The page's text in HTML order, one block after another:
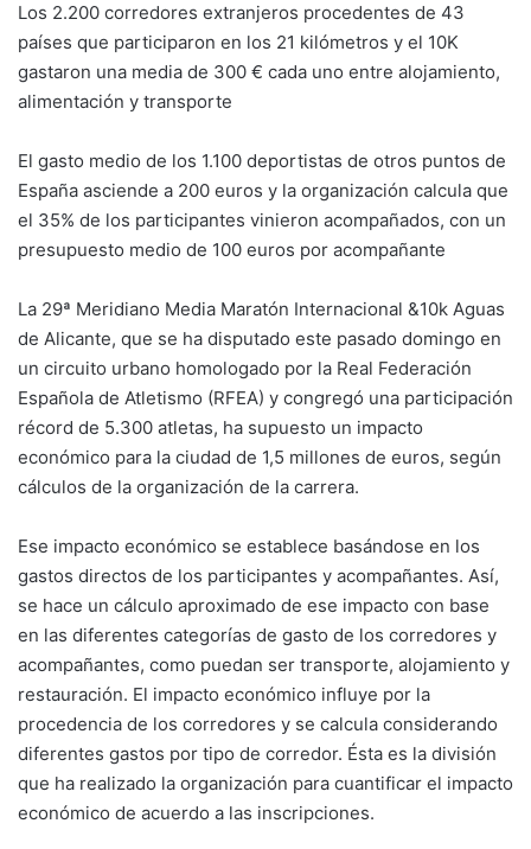
p
y
Li
n
k
ai
l
c
e
b
o
o
k
at
s
A
p
p
e
gr
m
m
p
tir
Los 2.200 corredores extranjeros procedentes de 43
países que participaron en los 21 kilómetros y el 10K
gastaron una media de 300 € cada uno entre alojamiento,
alimentación y transporte
El gasto medio de los 1.100 deportistas de otros puntos de
España asciende a 200 euros y la organización calcula que
el 35% de los participantes vinieron acompañados, con un
presupuesto medio de 100 euros por acompañante
La 29ª Meridiano Media Maratón Internacional &10k Aguas
de Alicante, que se ha disputado este pasado domingo en
un circuito urbano homologado por la Real Federación
Española de Atletismo (RFEA) y congregó una participación
récord de 5.300 atletas, ha supuesto un impacto
económico para la ciudad de 1,5 millones de euros, según
cálculos de la organización de la carrera.
Ese impacto económico se establece basándose en los
gastos directos de los participantes y acompañantes. Así,
se hace un cálculo aproximado de ese impacto con base
en las diferentes categorías de gasto de los corredores y
acompañantes, como puedan ser transporte, alojamiento y
restauración. El impacto económico influye por la
procedencia de los corredores y se calcula considerando
diferentes gastos por tipo de corredor. Ésta es la división
que ha realizado la organización para cuantificar el impacto
económico de acuerdo a las inscripciones.